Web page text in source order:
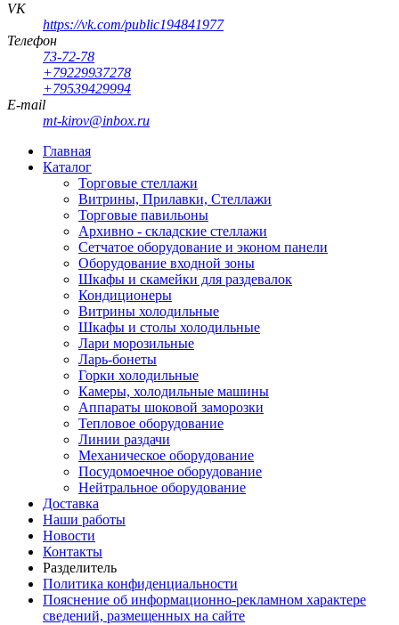
VK
https://vk.com/public194841977
Телефон
73-72-78
+79229937278
+79539429994
E-mail
mt-kirov@inbox.ru
Главная
Каталог
Торговые стеллажи
Витрины, Прилавки, Стеллажи
Торговые павильоны
Архивно - складские стеллажи
Сетчатое оборудование и эконом панели
Оборудование входной зоны
Шкафы и скамейки для раздевалок
Кондиционеры
Витрины холодильные
Шкафы и столы холодильные
Лари морозильные
Ларь-бонеты
Горки холодильные
Камеры, холодильные машины
Аппараты шоковой заморозки
Тепловое оборудование
Линии раздачи
Механическое оборудование
Посудомоечное оборудование
Нейтральное оборудование
Доставка
Наши работы
Новости
Контакты
Разделитель
Политика конфиденциальности
Пояснение об информационно-рекламном характере
сведений, размещенных на сайте